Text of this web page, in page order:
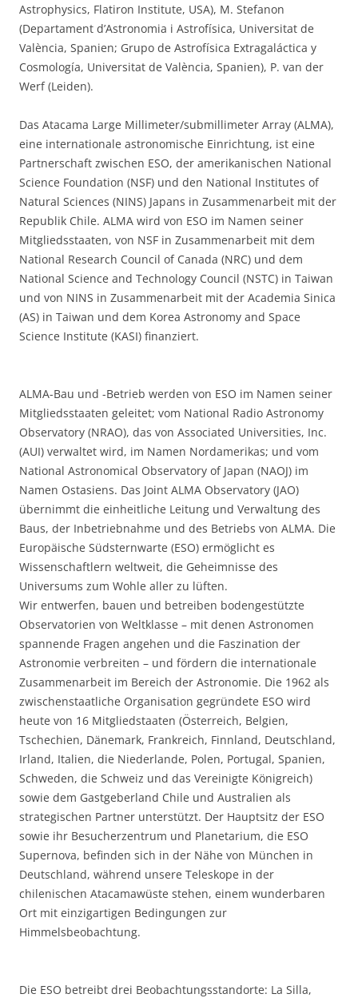
Astrophysics, Flatiron Institute, USA), M. Stefanon
(Departament d’Astronomia i Astrofísica, Universitat de
València, Spanien; Grupo de Astrofísica Extragaláctica y
Cosmología, Universitat de València, Spanien), P. van der
Werf (Leiden).
Das Atacama Large Millimeter/submillimeter Array (ALMA),
eine internationale astronomische Einrichtung, ist eine
Partnerschaft zwischen ESO, der amerikanischen National
Science Foundation (NSF) und den National Institutes of
Natural Sciences (NINS) Japans in Zusammenarbeit mit der
Republik Chile. ALMA wird von ESO im Namen seiner
Mitgliedsstaaten, von NSF in Zusammenarbeit mit dem
National Research Council of Canada (NRC) und dem
National Science and Technology Council (NSTC) in Taiwan
und von NINS in Zusammenarbeit mit der Academia Sinica
(AS) in Taiwan und dem Korea Astronomy and Space
Science Institute (KASI) finanziert.
ALMA-Bau und -Betrieb werden von ESO im Namen seiner
Mitgliedsstaaten geleitet; vom National Radio Astronomy
Observatory (NRAO), das von Associated Universities, Inc.
(AUI) verwaltet wird, im Namen Nordamerikas; und vom
National Astronomical Observatory of Japan (NAOJ) im
Namen Ostasiens. Das Joint ALMA Observatory (JAO)
übernimmt die einheitliche Leitung und Verwaltung des
Baus, der Inbetriebnahme und des Betriebs von ALMA. Die
Europäische Südsternwarte (ESO) ermöglicht es
Wissenschaftlern weltweit, die Geheimnisse des
Universums zum Wohle aller zu lüften.
Wir entwerfen, bauen und betreiben bodengestützte
Observatorien von Weltklasse – mit denen Astronomen
spannende Fragen angehen und die Faszination der
Astronomie verbreiten – und fördern die internationale
Zusammenarbeit im Bereich der Astronomie. Die 1962 als
zwischenstaatliche Organisation gegründete ESO wird
heute von 16 Mitgliedstaaten (Österreich, Belgien,
Tschechien, Dänemark, Frankreich, Finnland, Deutschland,
Irland, Italien, die Niederlande, Polen, Portugal, Spanien,
Schweden, die Schweiz und das Vereinigte Königreich)
sowie dem Gastgeberland Chile und Australien als
strategischen Partner unterstützt. Der Hauptsitz der ESO
sowie ihr Besucherzentrum und Planetarium, die ESO
Supernova, befinden sich in der Nähe von München in
Deutschland, während unsere Teleskope in der
chilenischen Atacamawüste stehen, einem wunderbaren
Ort mit einzigartigen Bedingungen zur
Himmelsbeobachtung.
Die ESO betreibt drei Beobachtungsstandorte: La Silla,